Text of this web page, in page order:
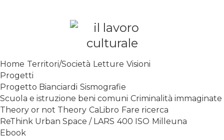
SPALANCARE LE FINESTRE DEI
CONTEMPORANEO
Home Territori/Società Letture Visioni
Progetti
Progetto Bianciardi Sismografie
Scuola e istruzione beni comuni Criminalità immaginate
Theory or not Theory CaLibro Fare ricerca
ReThink Urban Space / LARS 400 ISO Milleuna
Ebook